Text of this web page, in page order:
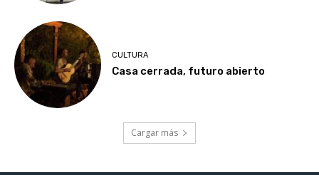
CULTURA
Casa cerrada, futuro abierto
Cargar más